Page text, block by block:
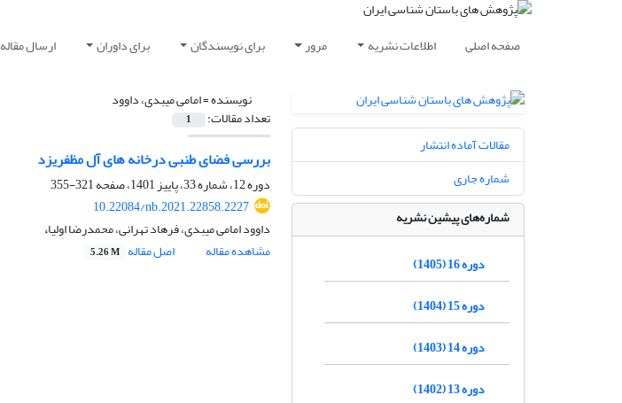
صفحه اصلی اطلاعات نشریه مرور برای نویسندگان برای داوران ارسال مقاله
نویسنده =امامی میبدی، داوود
تعداد مقالات: 1
بررسی فضای طنبی درخانه های آل مظفریزد
دوره 12، شماره 33، پاییز 1401، صفحه
321-355
10.22084/nb.2021.22858.2227
داوود امامی میبدی، فرهاد تهرانی، محمدرضا اولیاء
مشاهده مقاله
اصل مقاله 5.26 M
مقالات آماده انتشار
شماره جاری
شماره‌های پیشین نشریه
دوره 16 (1405)
دوره 15 (1404)
دوره 14 (1403)
دوره 13 (1402)